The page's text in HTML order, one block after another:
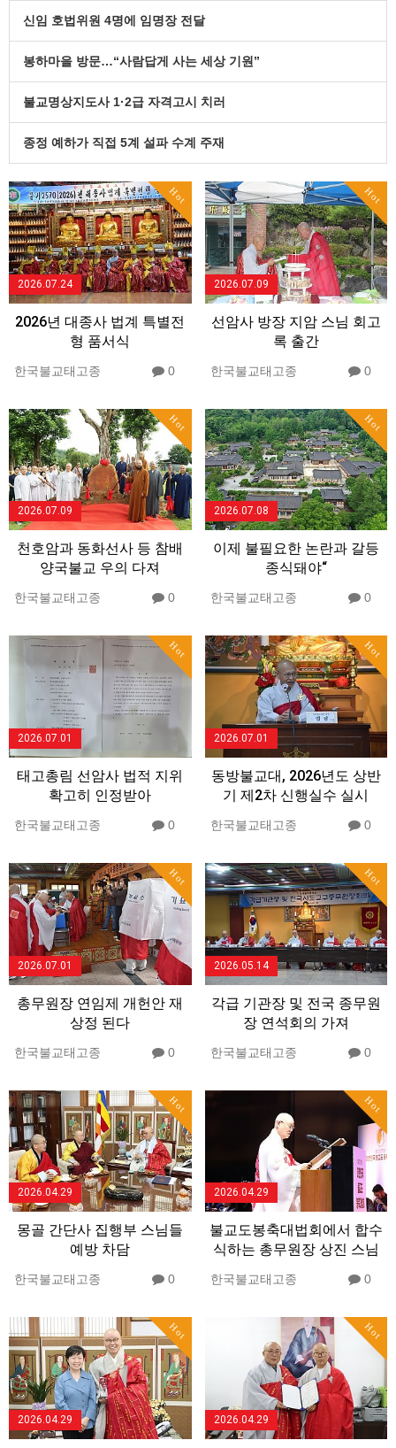
신임 호법위원 4명에 임명장 전달
봉하마을 방문…“사람답게 사는 세상 기원”
불교명상지도사 1·2급 자격고시 치러
종정 예하가 직접 5계 설파 수계 주재
Hot
2026.07.24
2026년 대종사 법계 특별전
형 품서식
한국불교태고종 0
Hot
2026.07.09
선암사 방장 지암 스님 회고
록 출간
한국불교태고종 0
Hot
2026.07.09
천호암과 동화선사 등 참배
양국불교 우의 다져
한국불교태고종 0
Hot
2026.07.08
이제 불필요한 논란과 갈등
종식돼야“
한국불교태고종 0
Hot
2026.07.01
태고총림 선암사 법적 지위
확고히 인정받아
한국불교태고종 0
Hot
2026.07.01
동방불교대, 2026년도 상반
기 제2차 신행실수 실시
한국불교태고종 0
Hot
2026.07.01
총무원장 연임제 개헌안 재
상정 된다
한국불교태고종 0
Hot
2026.05.14
각급 기관장 및 전국 종무원
장 연석회의 가져
한국불교태고종 0
Hot
2026.04.29
몽골 간단사 집행부 스님들
예방 차담
한국불교태고종 0
Hot
2026.04.29
불교도봉축대법회에서 합수
식하는 총무원장 상진 스님
한국불교태고종 0
Hot
2026.04.29
Hot
2026.04.29